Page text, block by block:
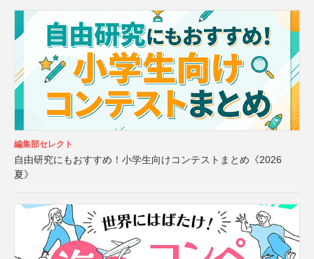
編集部セレクト
自由研究にもおすすめ！小学生向けコンテストまとめ《2026
夏》